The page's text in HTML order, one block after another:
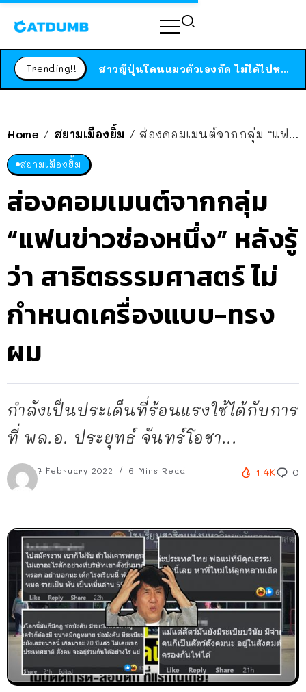
Trending!! ได้เวลาเด็กหนวดรวมตัว RF Online Next เปิดให้เล่นแล้ว เกม Sci-Fi MMORPG ระดับตำนาน เล่นได้ทั้งมือถือและ PC
Home / สยามเมืองยิ้ม / ส่องคอมเมนต์จากกลุ่ม “แฟนข่าวช่องหนึ่ง” หลังรู้ว่า สาธิตธรรมศาสตร์ ไม่กำหนดเครื่องแบบ-ทรงผม
สยามเมืองยิ้ม
ส่องคอมเมนต์จากกลุ่ม
“แฟนข่าวช่องหนึ่ง” หลังรู้
ว่า สาธิตธรรมศาสตร์ ไม่
กำหนดเครื่องแบบ-ทรง
ผม
กำลังเป็นประเด็นที่ร้อนแรงใช้ได้กับการ
ที่ พล.อ. ประยุทธ์ จันทร์โอชา...
7 February 2022 6 Mins Read 1.4K 0